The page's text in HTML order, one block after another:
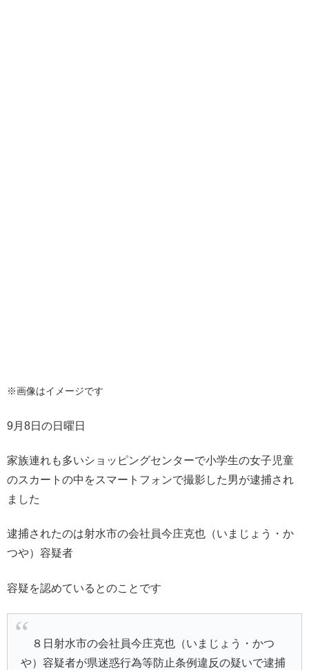
※画像はイメージです
9月8日の日曜日
家族連れも多いショッピングセンターで小学生の女子児童
のスカートの中をスマートフォンで撮影した男が逮捕され
ました
逮捕されたのは射水市の会社員今庄克也（いまじょう・か
つや）容疑者
容疑を認めているとのことです
８日射水市の会社員今庄克也（いまじょう・かつ
や）容疑者が県迷惑行為等防止条例違反の疑いで逮捕